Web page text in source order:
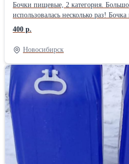
Бочки пищевые, 2 категория.
использовалась несколько раз!
рублей при покупке от 10 штук! В
адрес: г. Новосибирск, ул.
работы: с понедельника по пятницу
Выходной: суббота и воскресение. Телефон: 8 960 789 22 00 Эл.
почта: promtaransk@mail.ru
400 р.
Новосибирск